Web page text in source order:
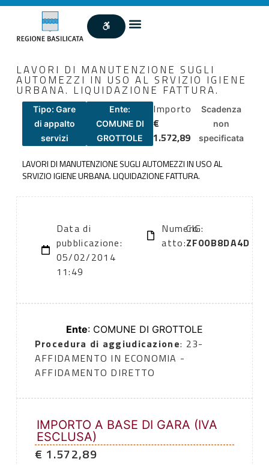
LAVORI DI MANUTENZIONE SUGLI
AUTOMEZZI IN USO AL SRVIZIO IGIENE
URBANA. LIQUIDAZIONE FATTURA.
Tipo: Gare
di appalto
servizi
Ente:
COMUNE DI
GROTTOLE
Importo
€
1.572,89
Scadenza
non
specificata
LAVORI DI MANUTENZIONE SUGLI AUTOMEZZI IN USO AL
SRVIZIO IGIENE URBANA. LIQUIDAZIONE FATTURA.
Data di
pubblicazione:
05/02/2014
11:49
Numero
atto:
CIG:
ZF00B8DA4D
Ente: COMUNE DI GROTTOLE
Procedura di aggiudicazione: 23-
AFFIDAMENTO IN ECONOMIA -
AFFIDAMENTO DIRETTO
IMPORTO A BASE DI GARA (IVA
ESCLUSA)
€ 1.572,89